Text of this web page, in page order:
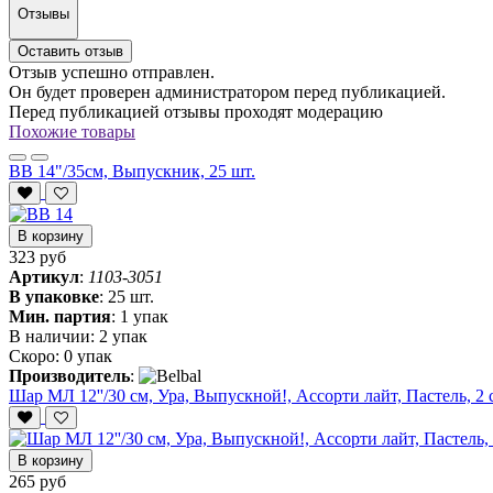
Отзывы
Оставить отзыв
Отзыв успешно отправлен.
Он будет проверен администратором перед публикацией.
Перед публикацией отзывы проходят модерацию
Похожие товары
ВВ 14"/35см, Выпускник, 25 шт.
В корзину
323 руб
Артикул: 1103-3051
В упаковке: 25 шт.
Мин. партия: 1 упак
В наличии: 2 упак
Скоро: 0 упак
Производитель:
Шар МЛ 12''/30 см, Ура, Выпускной!, Ассорти лайт, Пастель, 2
В корзину
265 руб